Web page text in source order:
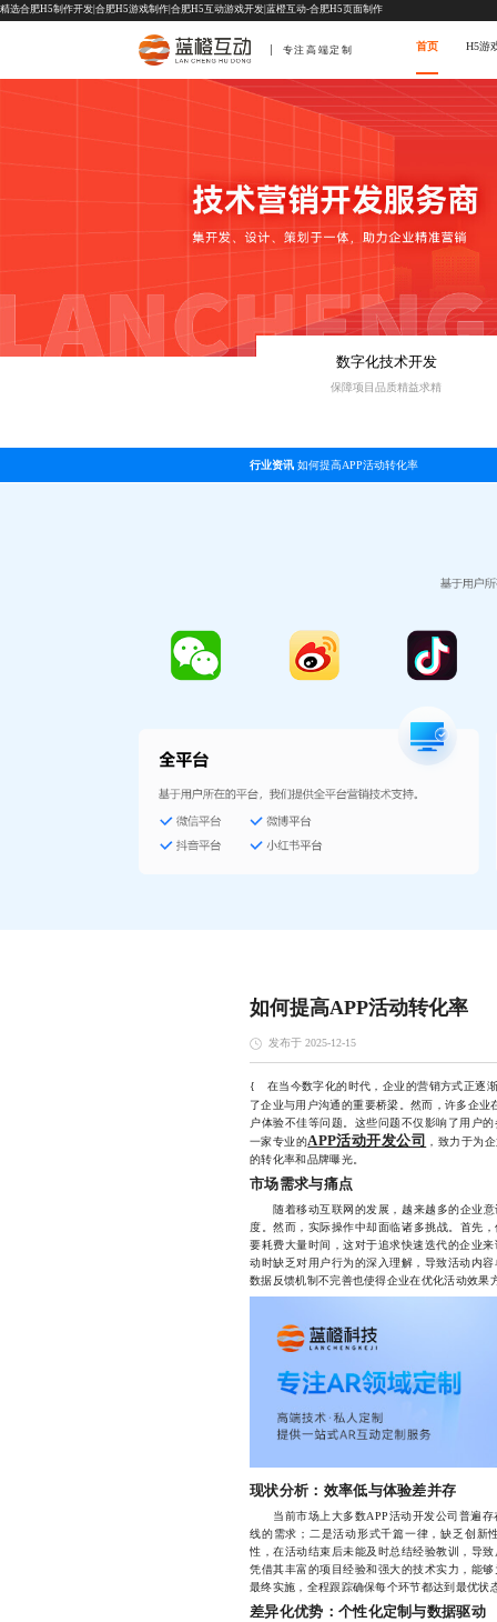
精选合肥H5制作开发|合肥H5游戏制作|合肥H5互动游戏开发|蓝橙互动-合肥H5页面制作
专注高端定制 首页 H5游
数字化技术开发
保障项目品质精益求精
行业资讯 如何提高APP活动转化率
如何提高APP活动转化率
发布于 2025-12-15
{ 在当今数字化的时代，企业的营销方式正逐
了企业与用户沟通的重要桥梁。然而，许多企业
户体验不佳等问题。这些问题不仅影响了用户
一家专业的APP活动开发公司
，致力于为
的转化率和品牌曝光。
市场需求与痛点
随着移动互联网的发展，越来越多的企业意
度。然而，实际操作中却面临诸多挑战。首先
要耗费大量时间，这对于追求快速迭代的企业
动时缺乏对用户行为的深入理解，导致活动内
数据反馈机制不完善也使得企业在优化活动效果
现状分析：效率低与体验差并存
当前市场上大多数APP活动开发公司普遍存
线的需求；二是活动形式千篇一律，缺乏创新
性，在活动结束后未能及时总结经验教训，导
凭借其丰富的项目经验和强大的技术实力，能
最终实施，全程跟踪确保每个环节都达到最优状
差异化优势：个性化定制与数据驱动